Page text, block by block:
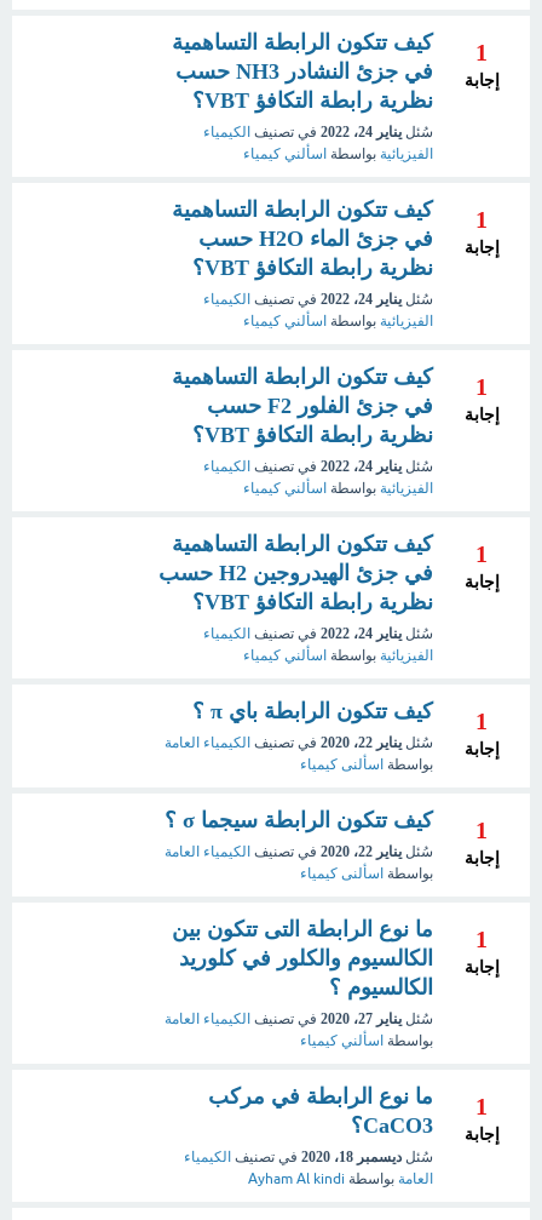
1
إجابة
كيف تتكون الرابطة التساهمية
في جزئ النشادر NH3 حسب
نظرية رابطة التكافؤ VBT؟
سُئل يناير 24، 2022 في تصنيف الكيمياء
الفيزيائية بواسطة اسألني كيمياء
1
إجابة
كيف تتكون الرابطة التساهمية
في جزئ الماء H2O حسب
نظرية رابطة التكافؤ VBT؟
سُئل يناير 24، 2022 في تصنيف الكيمياء
الفيزيائية بواسطة اسألني كيمياء
1
إجابة
كيف تتكون الرابطة التساهمية
في جزئ الفلور F2 حسب
نظرية رابطة التكافؤ VBT؟
سُئل يناير 24، 2022 في تصنيف الكيمياء
الفيزيائية بواسطة اسألني كيمياء
1
إجابة
كيف تتكون الرابطة التساهمية
في جزئ الهيدروجين H2 حسب
نظرية رابطة التكافؤ VBT؟
سُئل يناير 24، 2022 في تصنيف الكيمياء
الفيزيائية بواسطة اسألني كيمياء
1
إجابة
كيف تتكون الرابطة باي π ؟
سُئل يناير 22، 2020 في تصنيف الكيمياء العامة
بواسطة اسألنى كيمياء
1
إجابة
كيف تتكون الرابطة سيجما σ ؟
سُئل يناير 22، 2020 في تصنيف الكيمياء العامة
بواسطة اسألنى كيمياء
1
إجابة
ما نوع الرابطة التى تتكون بين
الكالسيوم والكلور في كلوريد
الكالسيوم ؟
سُئل يناير 27، 2020 في تصنيف الكيمياء العامة
بواسطة اسألني كيمياء
1
إجابة
ما نوع الرابطة في مركب
CaCO3؟
سُئل ديسمبر 18، 2020 في تصنيف الكيمياء
العامة بواسطة Ayham Al kindi